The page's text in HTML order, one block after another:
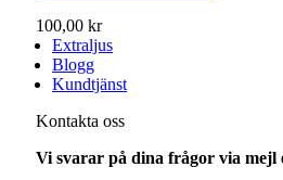
100,00 kr
Extraljus
Blogg
Kundtjänst
Kontakta oss
Vi svarar på dina frågor via mejl